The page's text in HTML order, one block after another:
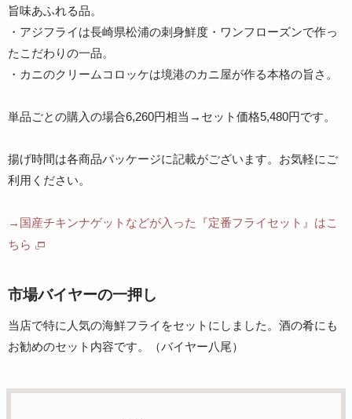
旨味あふれる品。
・アジフライは長崎県松浦の刺身鮮度・ワンフローズンで作っ
たこだわりの一品。
・カニのクリームコロッケは境港のカニ屋が作る本格の旨さ。
単品ごとの購入の場合6,260円相当→セット価格5,480円です。
揚げ時間は各商品パッケージに記載がございます。お気軽にご
利用ください。
→国産チキンナゲットなどが入った『定番フライセット』はこ
ちら
市場バイヤーの一押し
当店で特に人気の海鮮フライをセットにしました。酒の肴にも
お勧めのセット内容です。（バイヤー八尾）